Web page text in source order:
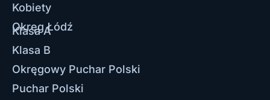
Kobiety
Okręg Łódź
Klasa A
Klasa B
Okręgowy Puchar Polski
Puchar Polski